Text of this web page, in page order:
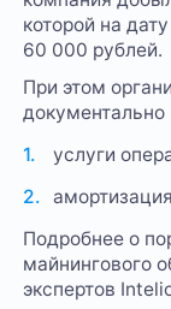
которой на
60 000 рублей.
При этом
услуги
Подробнее о
майнингового
экспертов